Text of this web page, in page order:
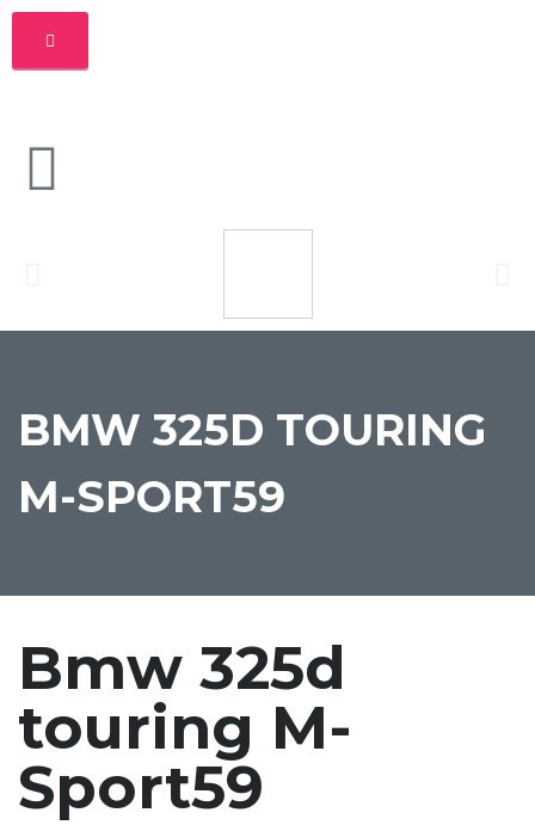
BMW 325D TOURING
M-SPORT59
Bmw 325d
touring M-
Sport59